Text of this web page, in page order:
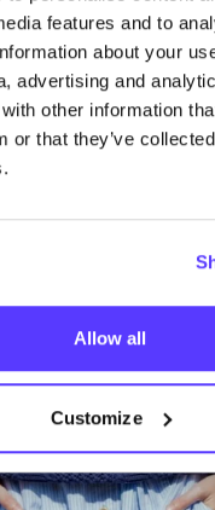
features and to
about your
advertising and
other information
or that they’ve
Allow all
Customize
et t-shirts